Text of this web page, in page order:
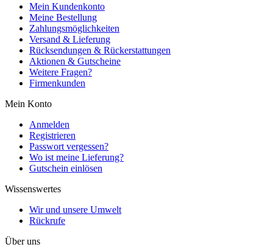
Mein Kundenkonto
Meine Bestellung
Zahlungsmöglichkeiten
Versand & Lieferung
Rücksendungen & Rückerstattungen
Aktionen & Gutscheine
Weitere Fragen?
Firmenkunden
Mein Konto
Anmelden
Registrieren
Passwort vergessen?
Wo ist meine Lieferung?
Gutschein einlösen
Wissenswertes
Wir und unsere Umwelt
Rückrufe
Über uns